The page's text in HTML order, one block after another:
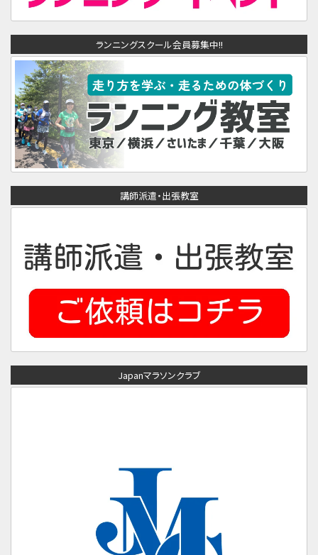
ランニングスクール会員募集中!!
講師派遣・出張教室
Japanマラソンクラブ